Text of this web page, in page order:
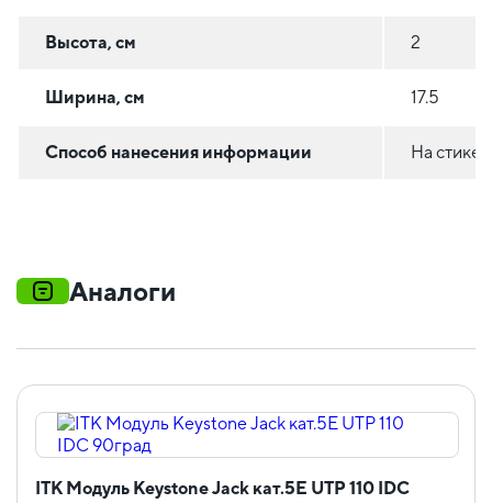
Высота, см 2
Ширина, см 17.5
Способ нанесения информации На стикер
Аналоги
ITK Модуль Keystone Jack кат.5E UTP 110 IDC